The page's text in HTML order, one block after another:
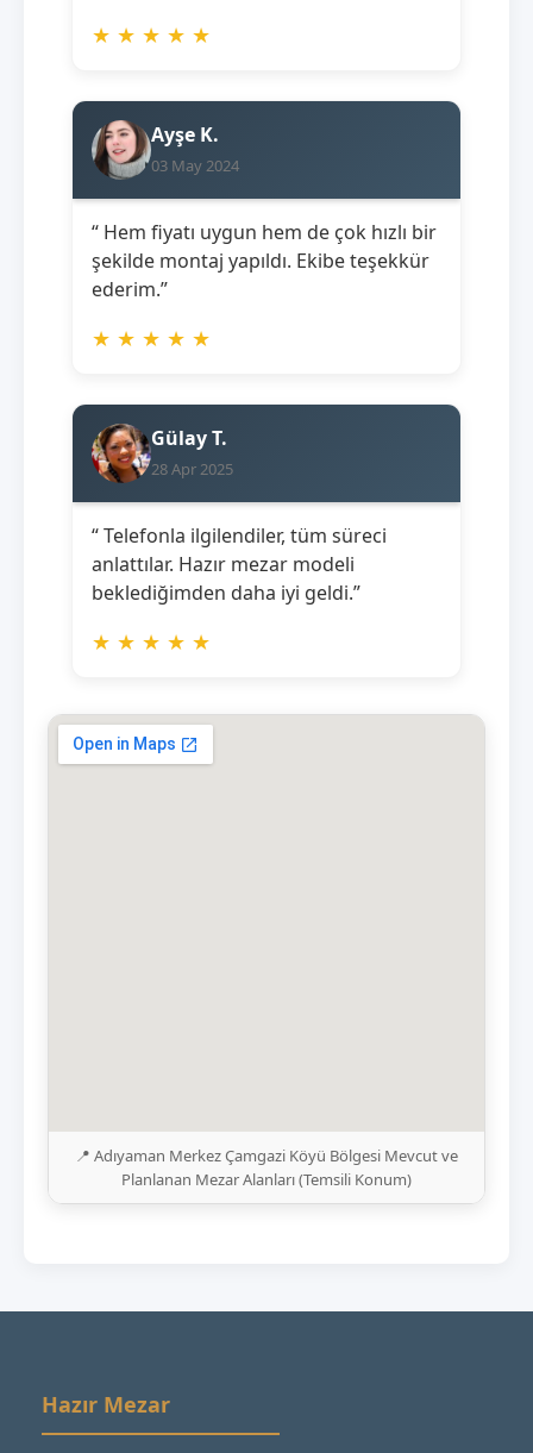
★ ★ ★ ★ ★
Ayşe K.
03 May 2024
“ Hem fiyatı uygun hem de çok hızlı bir
şekilde montaj yapıldı. Ekibe teşekkür
ederim.”
★ ★ ★ ★ ★
Gülay T.
28 Apr 2025
“ Telefonla ilgilendiler, tüm süreci
anlattılar. Hazır mezar modeli
beklediğimden daha iyi geldi.”
★ ★ ★ ★ ★
📍 Adıyaman Merkez Çamgazi Köyü Bölgesi Mevcut ve
Planlanan Mezar Alanları (Temsili Konum)
Hazır Mezar